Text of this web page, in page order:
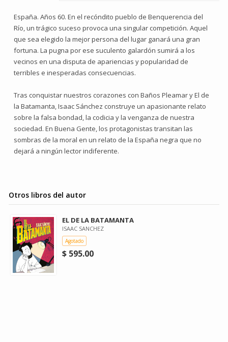
España. Años 60. En el recóndito pueblo de Benquerencia del
Río, un trágico suceso provoca una singular competición. Aquel
que sea elegido la mejor persona del lugar ganará una gran
fortuna. La pugna por ese suculento galardón sumirá a los
vecinos en una disputa de apariencias y popularidad de
terribles e inesperadas consecuencias.
Tras conquistar nuestros corazones con Baños Pleamar y El de
la Batamanta, Isaac Sánchez construye un apasionante relato
sobre la falsa bondad, la codicia y la venganza de nuestra
sociedad. En Buena Gente, los protagonistas transitan las
sombras de la moral en un relato de la España negra que no
dejará a ningún lector indiferente.
Otros libros del autor
EL DE LA BATAMANTA
ISAAC SANCHEZ
Agotado
$ 595.00